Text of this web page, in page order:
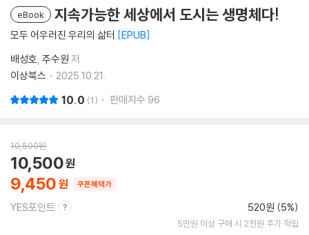
eBook 지속가능한 세상에서 도시는 생명체다!
모두 어우러진 우리의 삶터 EPUB
배성호 주수원 저
이상북스
2025.10.21.
10.0 1 판매지수 96
10,500원
9,450
10,500
쿠폰혜택가
YES포인트 520원 (5%)
5만원 이상 구매 시 2천원 추가 적립